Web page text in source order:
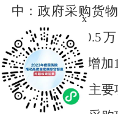
中：政府采购货
购服务预算
0.5
319.93万元， 增加
坛采购，采购主要
x